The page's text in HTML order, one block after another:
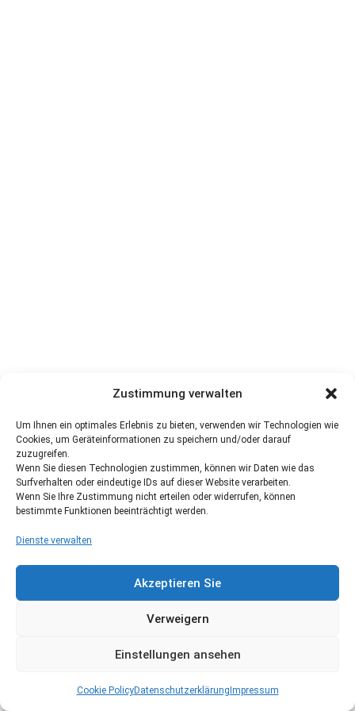
Zustimmung verwalten
Um Ihnen ein optimales Erlebnis zu bieten, verwenden wir Technologien wie
Cookies, um Geräteinformationen zu speichern und/oder darauf
zuzugreifen.
Wenn Sie diesen Technologien zustimmen, können wir Daten wie das
Surfverhalten oder eindeutige IDs auf dieser Website verarbeiten.
Wenn Sie Ihre Zustimmung nicht erteilen oder widerrufen, können
bestimmte Funktionen beeinträchtigt werden.
Dienste verwalten
Akzeptieren Sie
Verweigern
Einstellungen ansehen
Cookie PolicyDatenschutzerklärung Impressum